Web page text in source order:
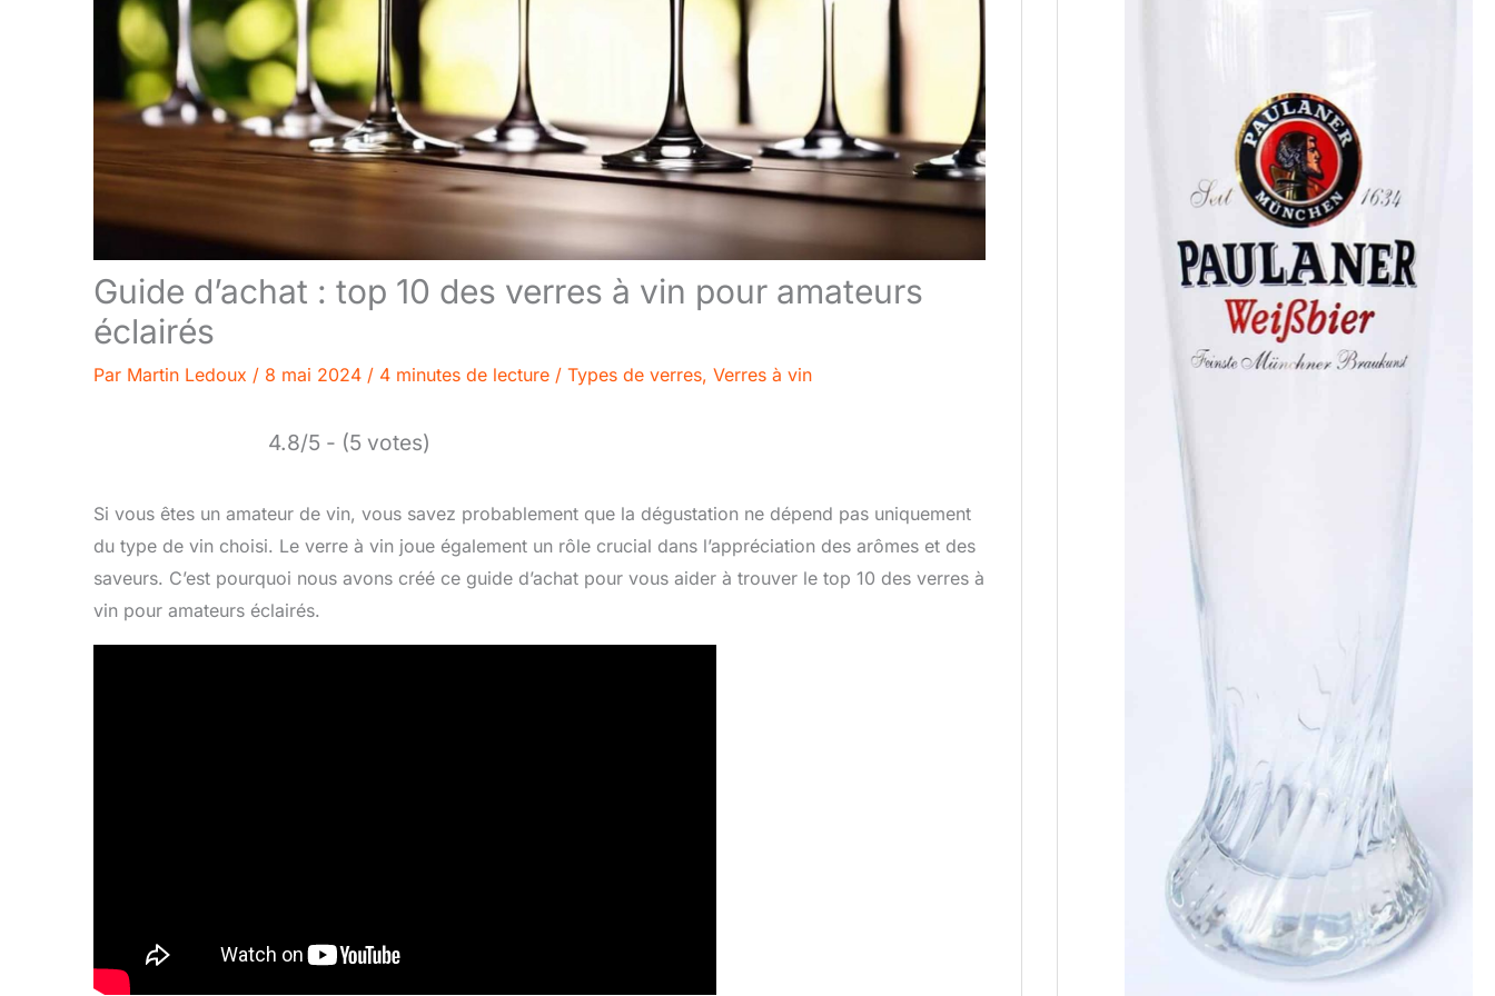
Guide d’achat : top 10 des verres à vin pour amateurs
éclairés
Par Martin Ledoux / 8 mai 2024 / 4 minutes de lecture / Types de verres, Verres à vin
4.8/5 - (5 votes)
Si vous êtes un amateur de vin, vous savez probablement que la dégustation ne dépend pas uniquement
du type de vin choisi. Le verre à vin joue également un rôle crucial dans l’appréciation des arômes et des
saveurs. C’est pourquoi nous avons créé ce guide d’achat pour vous aider à trouver le top 10 des verres à
vin pour amateurs éclairés.